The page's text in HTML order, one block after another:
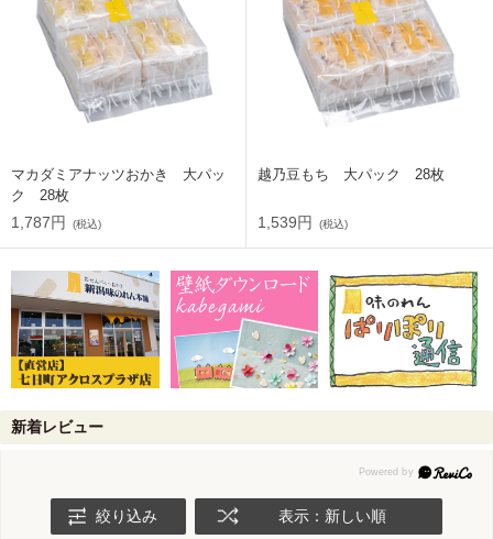
マカダミアナッツおかき 大パッ
ク 28枚
1,787円 (税込)
越乃豆もち 大パック 28枚
1,539円 (税込)
新着レビュー
絞り込み 表示：新しい順